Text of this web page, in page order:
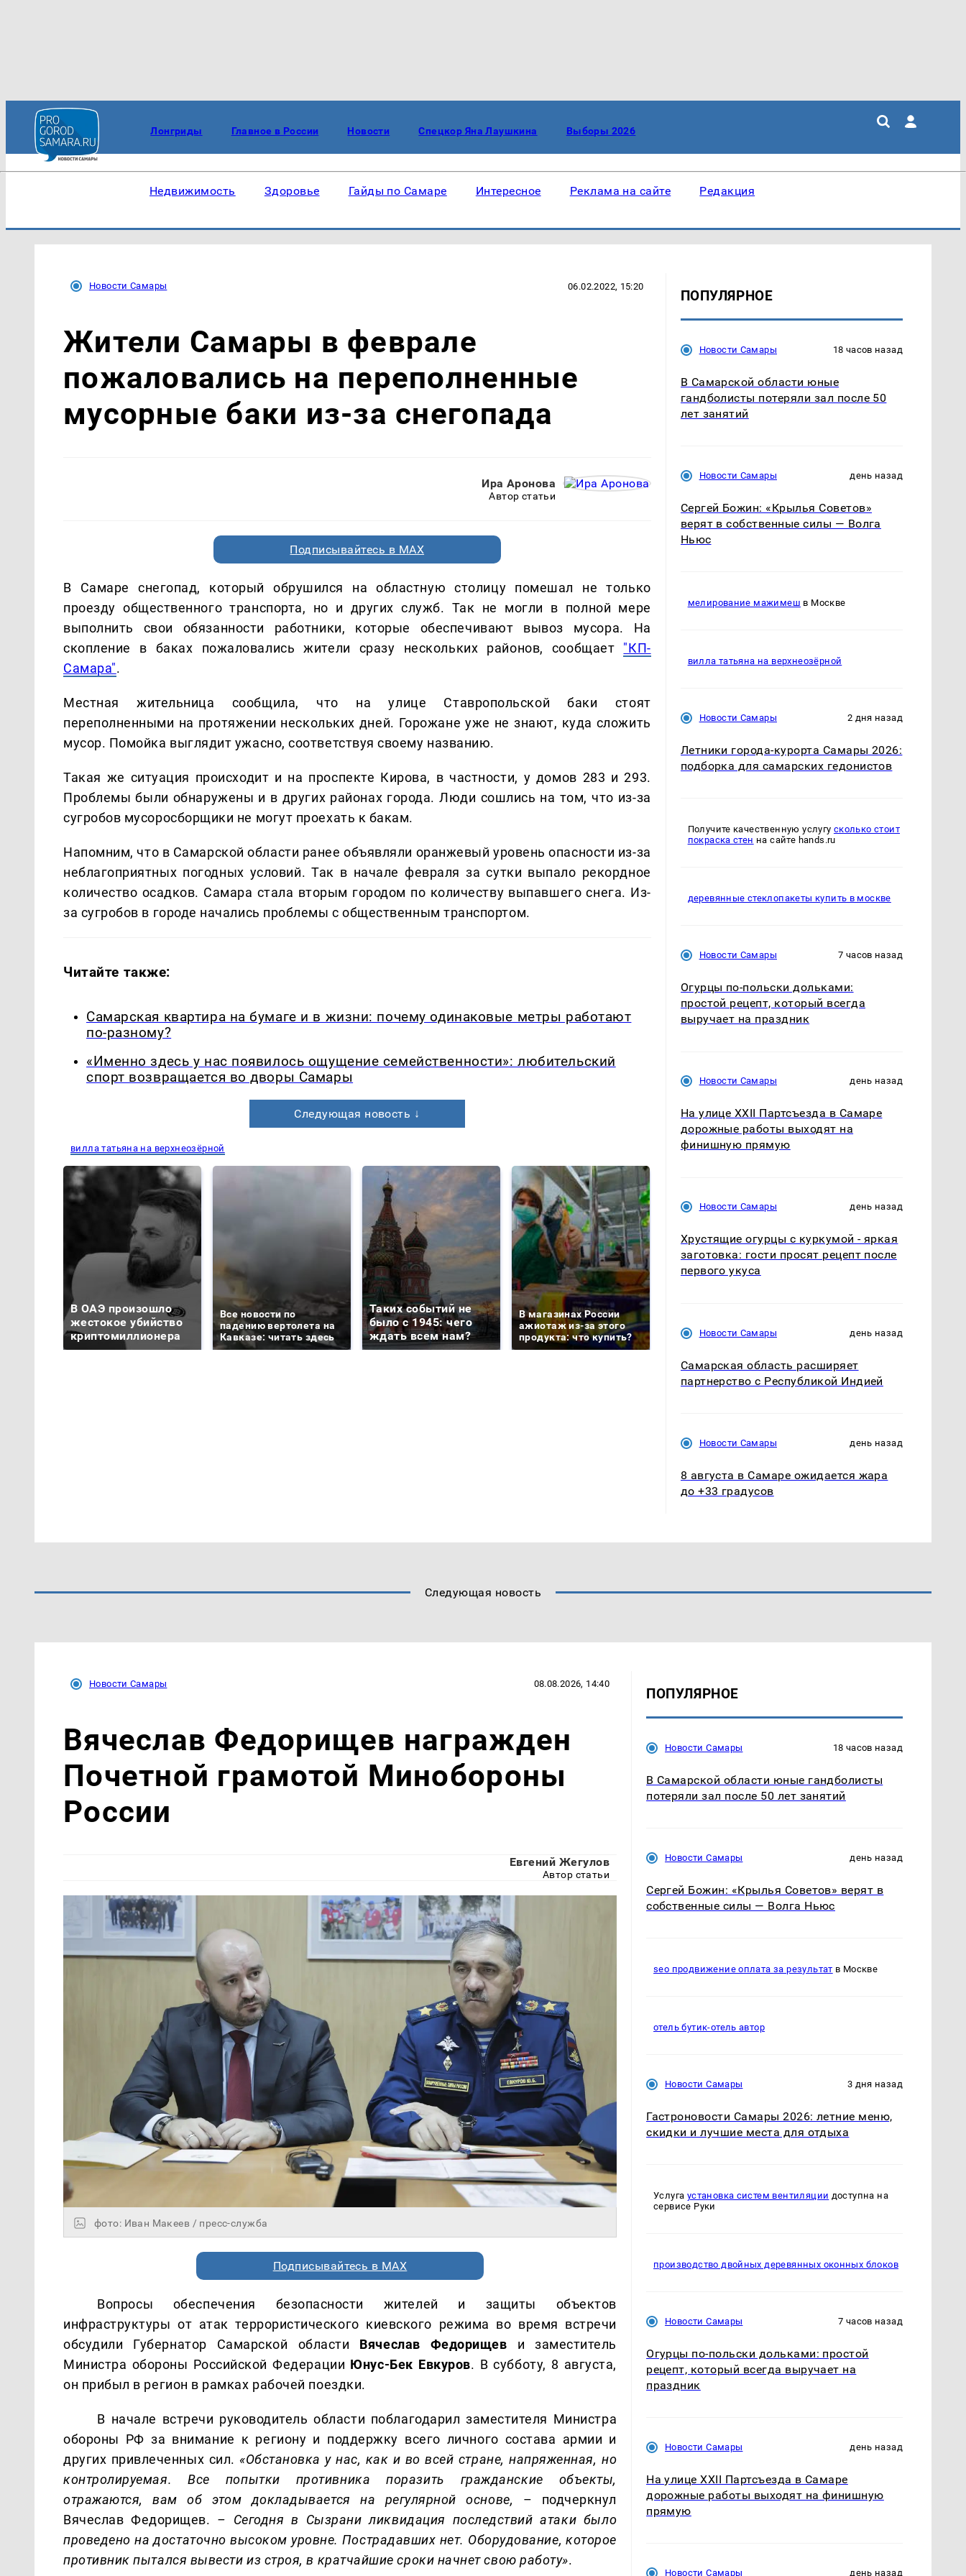
Лонгриды Главное в России Новости Спецкор Яна Лаушкина Выборы 2026
Недвижимость Здоровье Гайды по Самаре Интересное Реклама на сайте Редакция
Новости Самары 06.02.2022, 15:20
Жители Самары в феврале
пожаловались на переполненные
мусорные баки из-за снегопада
Ира Аронова
Автор статьи
Подписывайтесь в MAX
В Самаре снегопад, который обрушился на областную столицу помешал не только
проезду общественного транспорта, но и других служб. Так не могли в полной мере
выполнить свои обязанности работники, которые обеспечивают вывоз мусора. На
скопление в баках пожаловались жители сразу нескольких районов, сообщает "КП-
Самара".
Местная жительница сообщила, что на улице Ставропольской баки стоят
переполненными на протяжении нескольких дней. Горожане уже не знают, куда сложить
мусор. Помойка выглядит ужасно, соответствуя своему названию.
Такая же ситуация происходит и на проспекте Кирова, в частности, у домов 283 и 293.
Проблемы были обнаружены и в других районах города. Люди сошлись на том, что из-за
сугробов мусоросборщики не могут проехать к бакам.
Напомним, что в Самарской области ранее объявляли оранжевый уровень опасности из-за
неблагоприятных погодных условий. Так в начале февраля за сутки выпало рекордное
количество осадков. Самара стала вторым городом по количеству выпавшего снега. Из-
за сугробов в городе начались проблемы с общественным транспортом.
Читайте также:
Самарская квартира на бумаге и в жизни: почему одинаковые метры работают
по-разному?
«Именно здесь у нас появилось ощущение семейственности»: любительский
спорт возвращается во дворы Самары
Следующая новость ↓
вилла татьяна на верхнеозёрной
В ОАЭ произошло
жестокое убийство
криптомиллионера
Все новости по
падению вертолета на
Кавказе: читать здесь
Таких событий не
было с 1945: чего
ждать всем нам?
В магазинах России
ажиотаж из-за этого
продукта: что купить?
так?!
Кавказе: смотреть
ПОПУЛЯРНОЕ
Новости Самары 18 часов назад
В Самарской области юные
гандболисты потеряли зал после 50
лет занятий
Новости Самары день назад
Сергей Божин: «Крылья Советов»
верят в собственные силы — Волга
Ньюс
мелирование мажимеш в Москве
вилла татьяна на верхнеозёрной
Новости Самары 2 дня назад
Летники города-курорта Самары 2026:
подборка для самарских гедонистов
Получите качественную услугу сколько стоит
покраска стен на сайте hands.ru
деревянные стеклопакеты купить в москве
Новости Самары 7 часов назад
Огурцы по‑польски дольками:
простой рецепт, который всегда
выручает на праздник
Новости Самары день назад
На улице XXII Партсъезда в Самаре
дорожные работы выходят на
финишную прямую
Новости Самары день назад
Хрустящие огурцы с куркумой - яркая
заготовка: гости просят рецепт после
первого укуса
Новости Самары день назад
Самарская область расширяет
партнерство с Республикой Индией
Новости Самары день назад
8 августа в Самаре ожидается жара
до +33 градусов
Следующая новость
Новости Самары 08.08.2026, 14:40
Вячеслав Федорищев награжден
Почетной грамотой Минобороны
России
Евгений Жегулов
Автор статьи
фото: Иван Макеев / пресс-служба
Подписывайтесь в MAX
Вопросы обеспечения безопасности жителей и защиты объектов
инфраструктуры от атак террористического киевского режима во время встречи
обсудили Губернатор Самарской области Вячеслав Федорищев и заместитель
Министра обороны Российской Федерации Юнус-Бек Евкуров. В субботу, 8 августа,
он прибыл в регион в рамках рабочей поездки.
В начале встречи руководитель области поблагодарил заместителя Министра
обороны РФ за внимание к региону и поддержку всего личного состава армии и
других привлеченных сил.«Обстановка у нас, как и во всей стране, напряженная, но
контролируемая. Все попытки противника поразить гражданские объекты,
отражаются, вам об этом докладывается на регулярной основе,
– подчеркнул
Вячеслав Федорищев. – Сегодня в Сызрани ликвидация последствий атаки было
проведено на достаточно высоком уровне. Пострадавших нет. Оборудование, которое
противник пытался вывести из строя, в кратчайшие сроки начнет свою работу».
ПОПУЛЯРНОЕ
Новости Самары 18 часов назад
В Самарской области юные гандболисты
потеряли зал после 50 лет занятий
Новости Самары день назад
Сергей Божин: «Крылья Советов» верят в
собственные силы — Волга Ньюс
seo продвижение оплата за результат в Москве
отель бутик-отель автор
Новости Самары 3 дня назад
Гастроновости Самары 2026: летние меню,
скидки и лучшие места для отдыха
Услуга установка систем вентиляции доступна на
сервисе Руки
производство двойных деревянных оконных блоков
Новости Самары 7 часов назад
Огурцы по‑польски дольками: простой
рецепт, который всегда выручает на
праздник
Новости Самары день назад
На улице XXII Партсъезда в Самаре
дорожные работы выходят на финишную
прямую
Новости Самары день назад